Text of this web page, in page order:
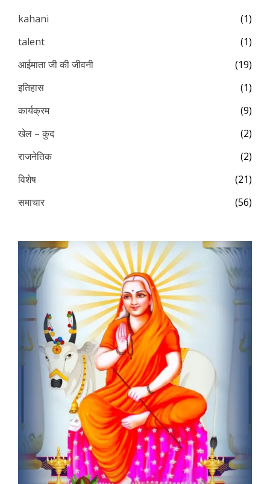
kahani
(1)
talent
(1)
आईमाता जी की जीवनी
(19)
इतिहास
(1)
कार्यक्रम
(9)
खेल – कुद
(2)
राजनेतिक
(2)
विशेष
(21)
समाचार
(56)